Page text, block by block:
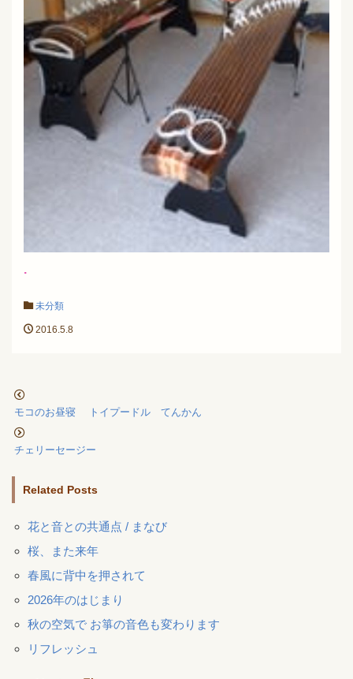
.
未分類
2016.5.8
モコのお昼寝 トイプードル てんかん
チェリーセージー
Related Posts
花と音との共通点 / まなび
桜、また来年
春風に背中を押されて
2026年のはじまり
秋の空気で お箏の音色も変わります
リフレッシュ